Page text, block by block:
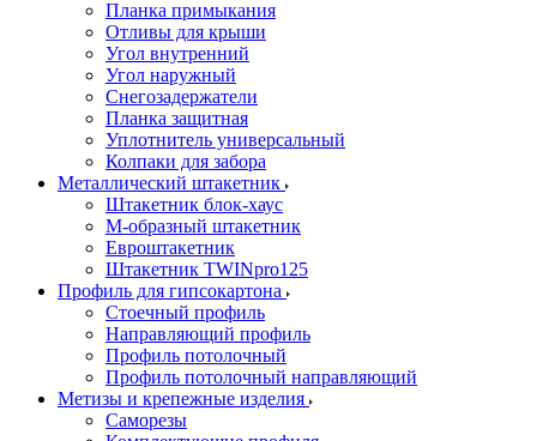
Планка примыкания
Отливы для крыши
Угол внутренний
Угол наружный
Снегозадержатели
Планка защитная
Уплотнитель универсальный
Колпаки для забора
Металлический штакетник
Штакетник блок-хаус
М-образный штакетник
Евроштакетник
Штакетник TWINpro125
Профиль для гипсокартона
Стоечный профиль
Направляющий профиль
Профиль потолочный
Профиль потолочный направляющий
Метизы и крепежные изделия
Саморезы